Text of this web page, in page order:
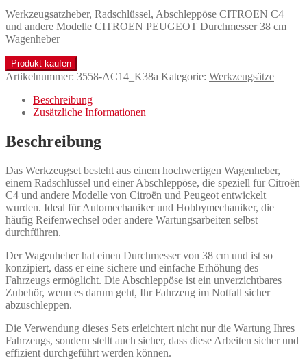
Werkzeugsatzheber, Radschlüssel, Abschleppöse CITROEN C4
und andere Modelle CITROEN PEUGEOT Durchmesser 38 cm
Wagenheber
Produkt kaufen
Artikelnummer: 3558-AC14_K38a Kategorie: Werkzeugsätze
Beschreibung
Zusätzliche Informationen
Beschreibung
Das Werkzeugset besteht aus einem hochwertigen Wagenheber,
einem Radschlüssel und einer Abschleppöse, die speziell für Citroën
C4 und andere Modelle von Citroën und Peugeot entwickelt
wurden. Ideal für Automechaniker und Hobbymechaniker, die
häufig Reifenwechsel oder andere Wartungsarbeiten selbst
durchführen.
Der Wagenheber hat einen Durchmesser von 38 cm und ist so
konzipiert, dass er eine sichere und einfache Erhöhung des
Fahrzeugs ermöglicht. Die Abschleppöse ist ein unverzichtbares
Zubehör, wenn es darum geht, Ihr Fahrzeug im Notfall sicher
abzuschleppen.
Die Verwendung dieses Sets erleichtert nicht nur die Wartung Ihres
Fahrzeugs, sondern stellt auch sicher, dass diese Arbeiten sicher und
effizient durchgeführt werden können.